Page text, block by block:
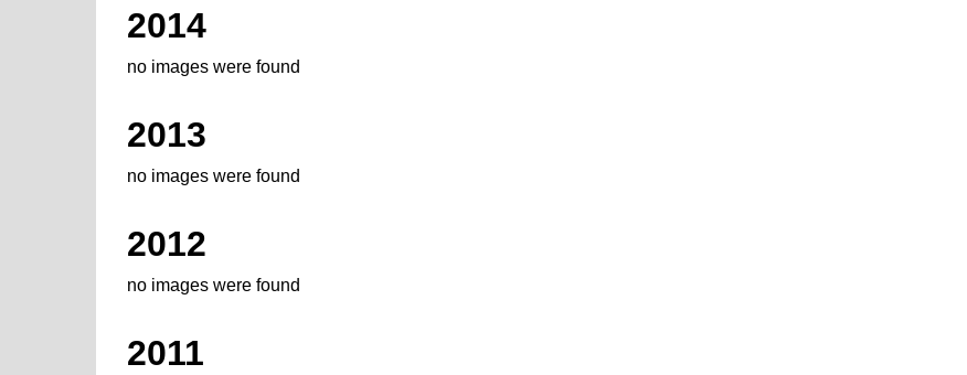
2014
no images were found
2013
no images were found
2012
no images were found
2011